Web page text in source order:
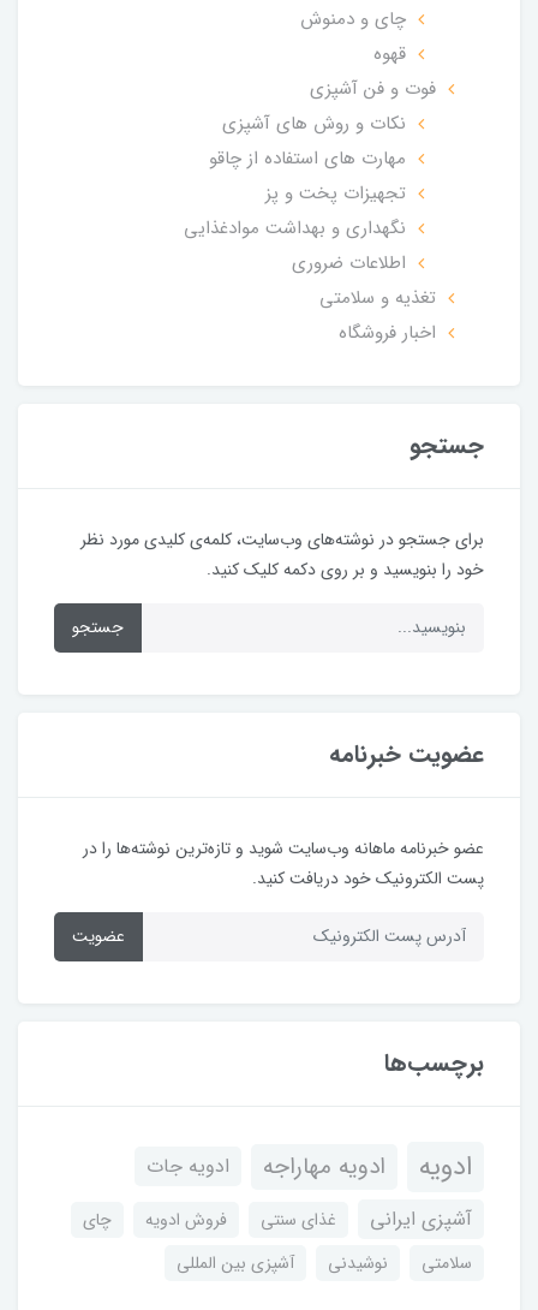
چای و دمنوش
قهوه
فوت و فن آشپزی
نکات و روش های آشپزی
مهارت های استفاده از چاقو
تجهیزات پخت و پز
نگهداری و بهداشت موادغذایی
اطلاعات ضروری
تغذیه و سلامتی
اخبار فروشگاه
جستجو
برای جستجو در نوشته‌های وب‌سایت، کلمه‌ی کلیدی مورد نظر
خود را بنویسید و بر روی دکمه کلیک کنید.
جستجو
عضویت خبرنامه
عضو خبرنامه ماهانه وب‌سایت شوید و تازه‌ترین نوشته‌ها را در
پست الکترونیک خود دریافت کنید.
عضویت
برچسب‌ها
ادویه ادویه مهاراجه
ادویه جات
آشپزی ایرانی
غذای سنتی فروش ادویه
چای
سلامتی
نوشیدنی آشپزی بین المللی